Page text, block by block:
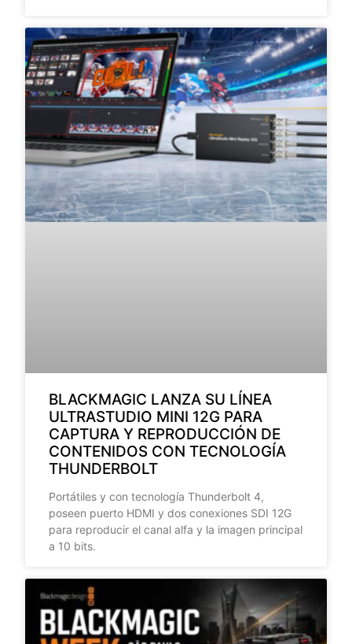
BLACKMAGIC LANZA SU LÍNEA
ULTRASTUDIO MINI 12G PARA
CAPTURA Y REPRODUCCIÓN DE
CONTENIDOS CON TECNOLOGÍA
THUNDERBOLT
Portátiles y con tecnología Thunderbolt 4,
poseen puerto HDMI y dos conexiones SDI 12G
para reproducir el canal alfa y la imagen principal
a 10 bits.